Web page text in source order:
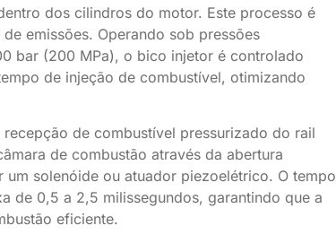
dos cilindros do motor. Este processo é
emissões. Operando sob pressões
bar (200 MPa), o bico injetor é controlado
de injeção de combustível, otimizando
recepção de combustível pressurizado do rail
de combustão através da abertura
solenóide ou atuador piezoelétrico. O tempo
de 0,5 a 2,5 milissegundos, garantindo que a
eficiente.